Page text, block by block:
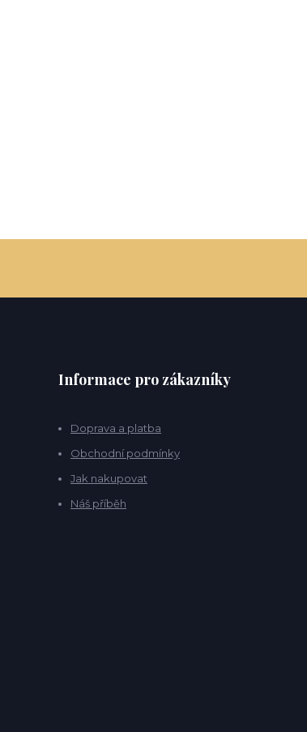
Informace pro zákazníky
Doprava a platba
Obchodní podmínky
Jak nakupovat
Náš příběh